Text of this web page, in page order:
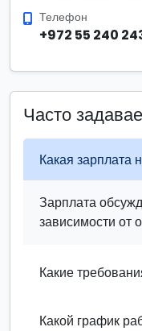
Телефон
+972 55 240
Часто
Какая зарплата
Зарплата
зависимости от
Какие
Какой график